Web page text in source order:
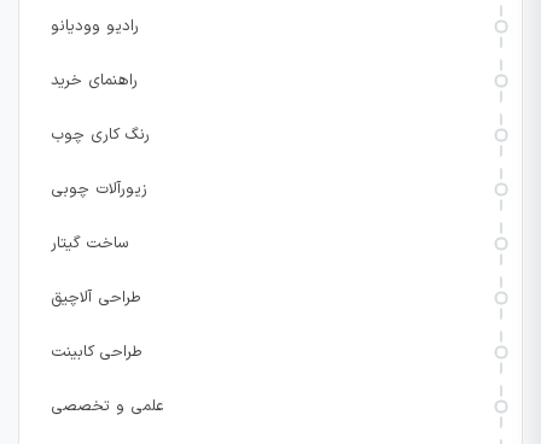
رادیو وودیانو
راهنمای خرید
رنگ کاری چوب
زیورآلات چوبی
ساخت گیتار
طراحی آلاچیق
طراحی کابینت
علمی و تخصصی